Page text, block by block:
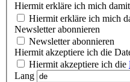
Hiermit erkläre ich mich
Hiermit erkläre ich mich
Newsletter abonnieren
Newsletter abonnieren
Hiermit akzeptiere ich die
Hiermit akzeptiere ich die
Lang